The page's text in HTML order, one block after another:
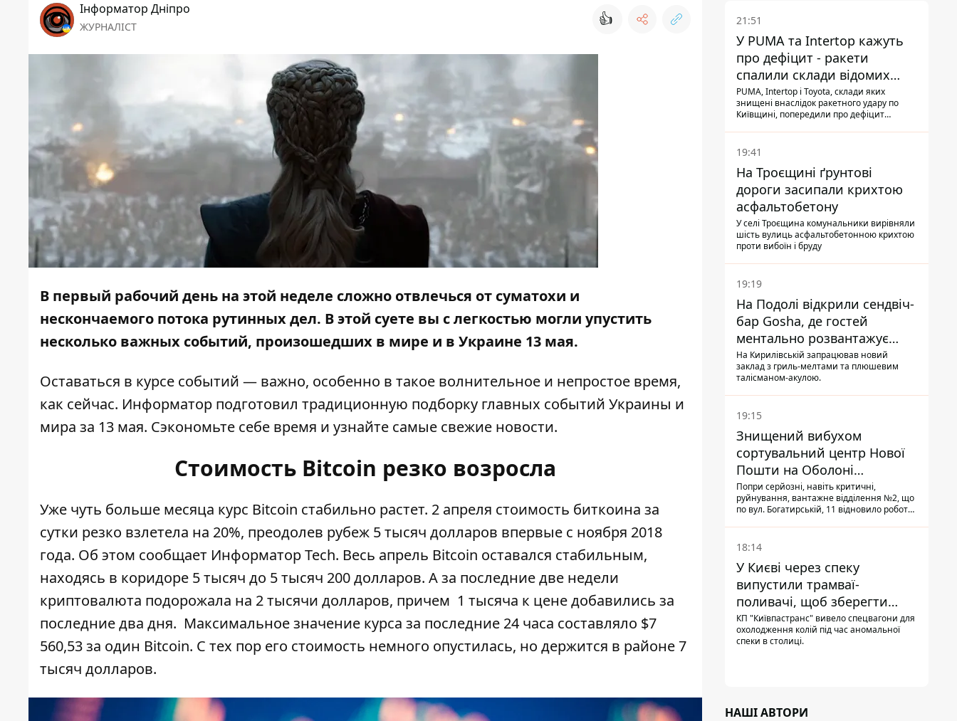
Інформатор Дніпро
ЖУРНАЛІСТ 👍
В первый рабочий день на этой неделе сложно отвлечься от суматохи и
нескончаемого потока рутинных дел. В этой суете вы с легкостью могли упустить
несколько важных событий, произошедших в мире и в Украине 13 мая.
Оставаться в курсе событий — важно, особенно в такое волнительное и непростое время,
как сейчас. Информатор подготовил традиционную подборку главных событий Украины и
мира за 13 мая. Сэкономьте себе время и узнайте самые свежие новости.
Стоимость Bitcoin резко возросла
Уже чуть больше месяца курс Bitcoin стабильно растет. 2 апреля стоимость биткоина за
сутки резко взлетела на 20%, преодолев рубеж 5 тысяч долларов впервые с ноября 2018
года. Об этом сообщает Информатор Tech. Весь апрель Bitcoin оставался стабильным,
находясь в коридоре 5 тысяч до 5 тысяч 200 долларов. А за последние две недели
криптовалюта подорожала на 2 тысячи долларов, причем 1 тысяча к цене добавились за
последние два дня. Максимальное значение курса за последние 24 часа составляло $7
560,53 за один Bitcoin. С тех пор его стоимость немного опустилась, но держится в районе 7
тысяч долларов.
21:51
У PUMA та Intertop кажуть
про дефіцит - ракети
спалили склади відомих
брендів
PUMA, Intertop і Toyota, склади яких
знищені внаслідок ракетного удару по
Київщині, попередили про дефіцит
19:41
На Троєщині ґрунтові
дороги засипали крихтою
асфальтобетону
У селі Троєщина комунальники вирівняли
шість вулиць асфальтобетонною крихтою
проти вибоїн і бруду
19:19
На Подолі відкрили сендвіч-
бар Gosha, де гостей
ментально розвантажує
акула
На Кирилівській запрацював новий
заклад з гриль-мелтами та плюшевим
талісманом-акулою.
19:15
Знищений вибухом
сортувальний центр Нової
Пошти на Оболоні
запрацював - видають
посилки
Попри серйозні, навіть критичні,
руйнування, вантажне відділення №2, що
по вул. Богатирській, 11 відновило роботу:
18:14
У Києві через спеку
випустили трамваї-
поливачі, щоб зберегти
рейки від деформації
КП "Київпастранс" вивело спецвагони для
охолодження колій під час аномальної
спеки в столиці.
НАШІ АВТОРИ